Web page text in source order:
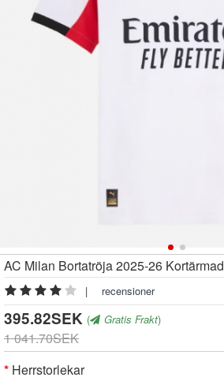
AC Milan Bortatröja 2025-26 Kortärmad
| recensioner
395.82SEK ( Gratis Frakt)
1 041.70SEK
Herrstorlekar